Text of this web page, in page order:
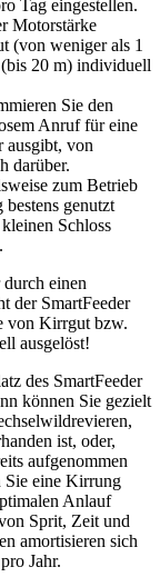
Tag eingestellen.
Motorstärke
(von weniger als 1
20 m) individuell
Sie den
Anruf für eine
ausgibt, von
darüber.
zum Betrieb
genutzt
Schloss
einen
der SmartFeeder
von Kirrgut bzw.
ausgelöst!
des SmartFeeder
können Sie gezielt
ist, oder,
aufgenommen
eine Kirrung
Anlauf
Sprit, Zeit und
amortisieren sich
Jahr.